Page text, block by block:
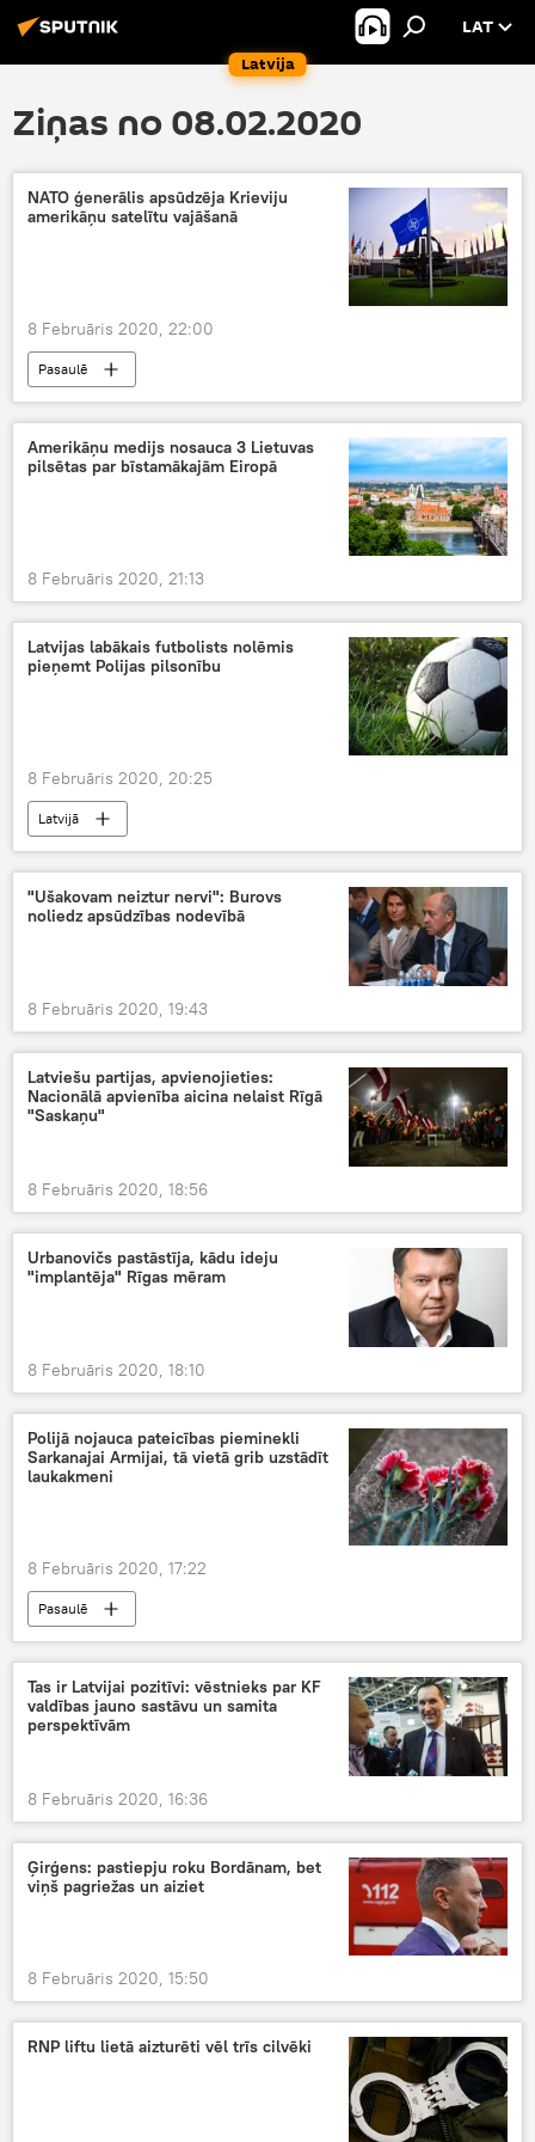
Latvija
LAT
Ziņas no 08.02.2020
NATO ģenerālis apsūdzēja Krieviju
amerikāņu satelītu vajāšanā
8 Februāris 2020, 22:00
Pasaulē
Amerikāņu medijs nosauca 3 Lietuvas
pilsētas par bīstamākajām Eiropā
8 Februāris 2020, 21:13
Latvijas labākais futbolists nolēmis
pieņemt Polijas pilsonību
8 Februāris 2020, 20:25
Latvijā
"Ušakovam neiztur nervi": Burovs
noliedz apsūdzības nodevībā
8 Februāris 2020, 19:43
Latviešu partijas, apvienojieties:
Nacionālā apvienība aicina nelaist Rīgā
"Saskaņu"
8 Februāris 2020, 18:56
Urbanovičs pastāstīja, kādu ideju
"implantēja" Rīgas mēram
8 Februāris 2020, 18:10
Polijā nojauca pateicības pieminekli
Sarkanajai Armijai, tā vietā grib uzstādīt
laukakmeni
8 Februāris 2020, 17:22
Pasaulē
Tas ir Latvijai pozitīvi: vēstnieks par KF
valdības jauno sastāvu un samita
perspektīvām
8 Februāris 2020, 16:36
Ģirģens: pastiepju roku Bordānam, bet
viņš pagriežas un aiziet
8 Februāris 2020, 15:50
RNP liftu lietā aizturēti vēl trīs cilvēki